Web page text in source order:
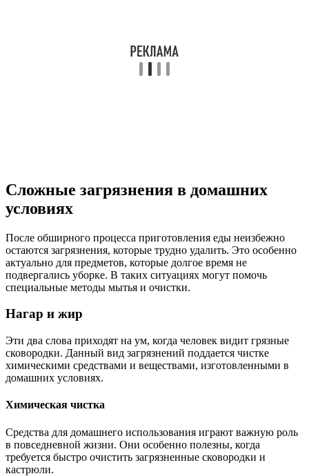
Сложные загрязнения в домашних
условиях
После обширного процесса приготовления еды неизбежно
остаются загрязнения, которые трудно удалить. Это особенно
актуально для предметов, которые долгое время не
подвергались уборке. В таких ситуациях могут помочь
специальные методы мытья и очистки.
Нагар и жир
Эти два слова приходят на ум, когда человек видит грязные
сковородки. Данный вид загрязнений поддается чистке
химическими средствами и веществами, изготовленными в
домашних условиях.
Химическая чистка
Средства для домашнего использования играют важную роль
в повседневной жизни. Они особенно полезны, когда
требуется быстро очистить загрязненные сковородки и
кастрюли.